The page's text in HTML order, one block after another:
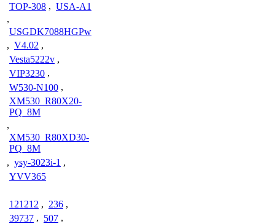
TOP-308 , USA-A1
,
USGDK7088HGPw
, V4.02 ,
Vesta5222v ,
VIP3230 ,
W530-N100 ,
XM530_R80X20-
PQ_8M
,
XM530_R80XD30-
PQ_8M
, ysy-3023i-1 ,
YVV365
121212 , 236 ,
39737 , 507 ,